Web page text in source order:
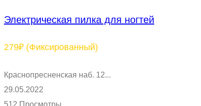
Электрическая пилка для ногтей
279₽ (Фиксированный)
Краснопресненская наб. 12...
29.05.2022
512 Просмотры